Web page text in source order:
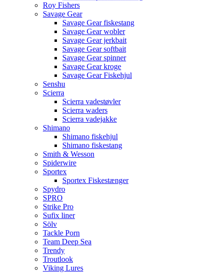
Roy Fishers
Savage Gear
Savage Gear fiskestang
Savage Gear wobler
Savage Gear jerkbait
Savage Gear softbait
Savage Gear spinner
Savage Gear kroge
Savage Gear Fiskehjul
Senshu
Scierra
Scierra vadestøvler
Scierra waders
Scierra vadejakke
Shimano
Shimano fiskehjul
Shimano fiskestang
Smith & Wesson
Spiderwire
Sportex
Sportex Fiskestænger
Spydro
SPRO
Strike Pro
Sufix liner
Sölv
Tackle Porn
Team Deep Sea
Trendy
Troutlook
Viking Lures